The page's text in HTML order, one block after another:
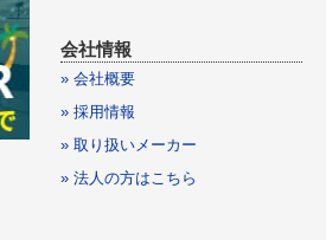
会社情報
» 会社概要
» 採用情報
» 取り扱いメーカー
» 法人の方はこちら